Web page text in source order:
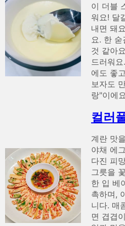
이 더블
워요! 달
내면 돼
요. 한
것 같아
드러워
에도 좋
보자도
랑"이에
컬러
계란 맛
야채 에
다진 피
그릇을
한 입 베
촉하며,
니다. 매
면 겹겹